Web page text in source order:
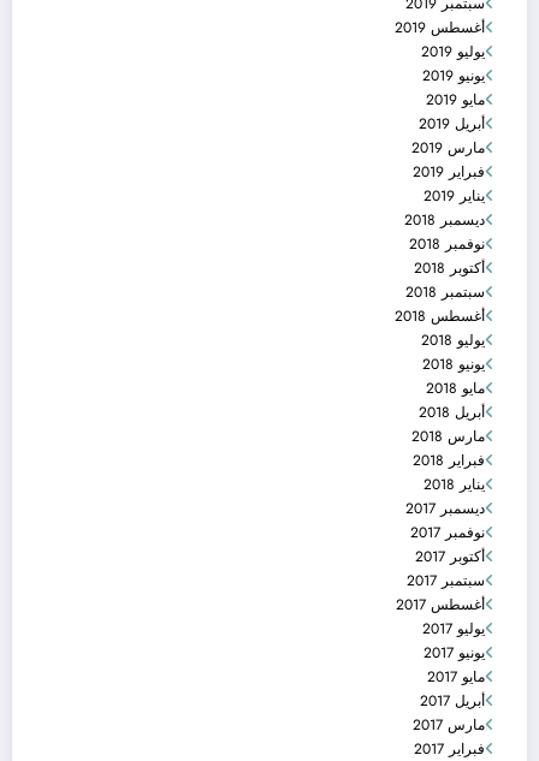
أغسطس 2019
يوليو 2019
يونيو 2019
مايو 2019
أبريل 2019
مارس 2019
فبراير 2019
يناير 2019
ديسمبر 2018
نوفمبر 2018
أكتوبر 2018
سبتمبر 2018
أغسطس 2018
يوليو 2018
يونيو 2018
مايو 2018
أبريل 2018
مارس 2018
فبراير 2018
يناير 2018
ديسمبر 2017
نوفمبر 2017
أكتوبر 2017
سبتمبر 2017
أغسطس 2017
يوليو 2017
يونيو 2017
مايو 2017
أبريل 2017
مارس 2017
فبراير 2017